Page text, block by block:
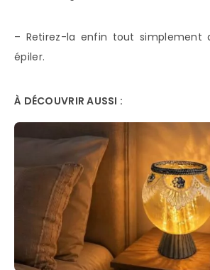
– Retirez-la enfin tout simplement
épiler.
À DÉCOUVRIR AUSSI :